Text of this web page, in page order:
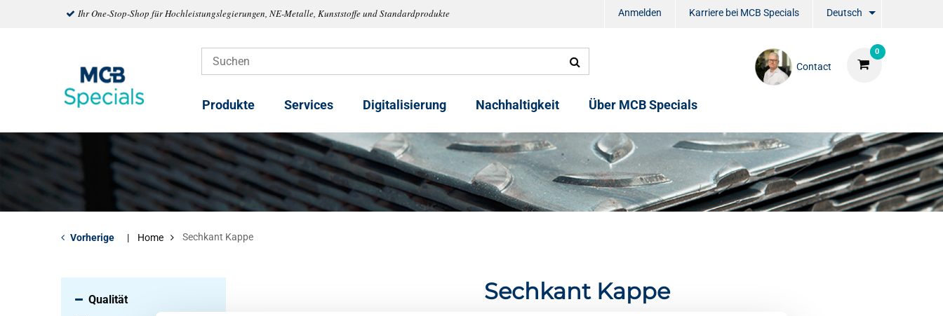
Ihr One-Stop-Shop für Hochleistungslegierungen, NE-Metalle, Kunststoffe und Standardprodukte Anmelden Karriere bei MCB Specials Deutsch
0
Contact
Produkte Services Digitalisierung Nachhaltigkeit Über MCB Specials
Vorherige Home Sechkant Kappe
Qualität Sechkant Kappe